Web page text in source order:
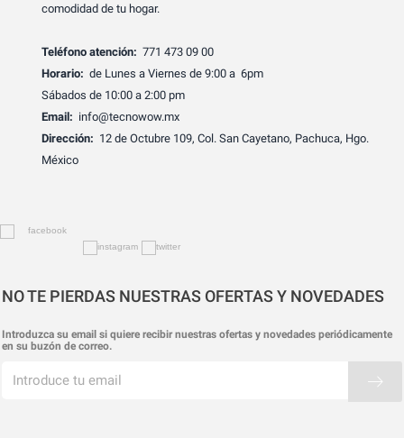
comodidad de tu hogar.
Teléfono atención: 771 473 09 00
Horario: de Lunes a Viernes de 9:00 a 6pm
Sábados de 10:00 a 2:00 pm
Email: info@tecnowow.mx
Dirección: 12 de Octubre 109, Col. San Cayetano, Pachuca, Hgo.
México
NO TE PIERDAS NUESTRAS OFERTAS Y NOVEDADES
Introduzca su email si quiere recibir nuestras ofertas y novedades periódicamente
en su buzón de correo.